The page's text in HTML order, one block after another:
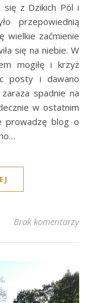
się z Dzikich Pól i
przepowiednią
wielkie zaćmienie
się na niebie. W
mogiłę i krzyż
posty i dawano
spadnie na
w ostatnim
prowadzę blog o
Brak komentarzy